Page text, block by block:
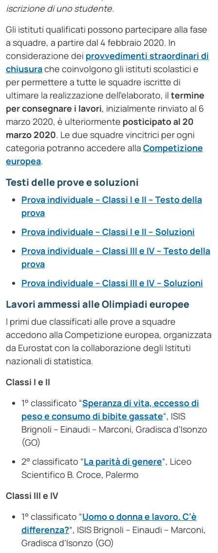
iscrizione di uno studente.
Gli istituti qualificati possono partecipare alla fase
a squadre, a partire dal 4 febbraio 2020. In
considerazione dei provvedimenti straordinari di
chiusurache coinvolgono gli istituti scolastici e
per permettere a tutte le squadre iscritte di
ultimare la realizzazione dell’elaborato, il termine
per consegnare i lavori, inizialmente rinviato al 6
marzo 2020, è ulteriormente posticipato al 20
marzo 2020. Le due squadre vincitrici per ogni
categoria potranno accedere alla Competizione
europea.
Testi delle prove e soluzioni
Prova individuale – Classi I e II – Testo della
prova
Prova individuale – Classi I e II – Soluzioni
Prova individuale – Classi III e IV – Testo della
prova
Prova individuale – Classi III e IV – Soluzioni
Lavori ammessi alle Olimpiadi europee
I primi due classificati alle prove a squadre
accedono alla Competizione europea, organizzata
da Eurostat con la collaborazione degli Istituti
nazionali di statistica.
Classi I e II
1° classificato “Speranza di vita, eccesso di
peso e consumo di bibite gassate“, ISIS
Brignoli – Einaudi – Marconi, Gradisca d’Isonzo
(GO)
2° classificato “La parità di genere“, Liceo
Scientifico B. Croce, Palermo
Classi III e IV
1° classificato “Uomo o donna e lavoro. C’è
differenza?“, ISIS Brignoli – Einaudi – Marconi,
Gradisca d’Isonzo (GO)